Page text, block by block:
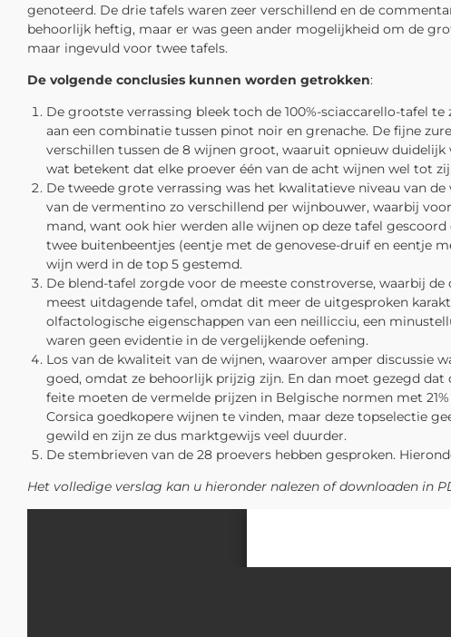
genoteerd. De drie tafels waren zeer verschillend en de
behoorlijk heftig, maar er was geen ander mogelijkheid om de
maar ingevuld voor twee tafels.
De volgende conclusies kunnen worden getrokken:
De grootste verrassing bleek toch de 100%-sciaccarello-tafel
aan een combinatie tussen pinot noir en grenache. De fijne
verschillen tussen de 8 wijnen groot, waaruit opnieuw
wat betekent dat elke proever één van de acht wijnen wel tot
De tweede grote verrassing was het kwalitatieve niveau van
van de vermentino zo verschillend per wijnbouwer, waarbij
mand, want ook hier werden alle wijnen op deze tafel
twee buitenbeentjes (eentje met de genovese-druif en eentje
wijn werd in de top 5 gestemd.
De blend-tafel zorgde voor de meeste constroverse, waarbij
meest uitdagende tafel, omdat dit meer de uitgesproken
olfactologische eigenschappen van een neillicciu, een
waren geen evidentie in de vergelijkende oefening.
Los van de kwaliteit van de wijnen, waarover amper discussie
goed, omdat ze behoorlijk prijzig zijn. En dan moet gezegd
feite moeten de vermelde prijzen in Belgische normen met
Corsica goedkopere wijnen te vinden, maar deze topselectie
gewild en zijn ze dus marktgewijs veel duurder.
De stembrieven van de 28 proevers hebben gesproken.
Het volledige verslag kan u hieronder nalezen of downloaden in